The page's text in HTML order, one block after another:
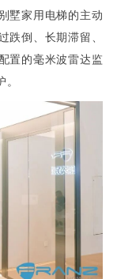
墅家用电梯的主动
跌倒、长期滞留、
置的毫米波雷达监